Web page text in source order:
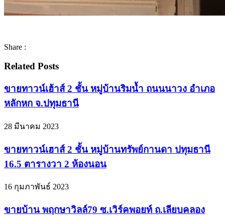
Share :
Related Posts
ขายทาวน์เฮ้าส์ 2 ชั้น หมู่บ้านริมน้ำ ถนนนาวง อำเภอ
หลักหก จ.ปทุมธานี
28 มีนาคม 2023
ขายทาวน์เฮาส์ 2 ชั้น หมู่บ้านทรัพย์กานดา ปทุมธานี
16.5 ตารางวา 2 ห้องนอน
16 กุมภาพันธ์ 2023
ขายบ้าน พฤกษาวิลล์79 ซ.เวิร์คพอยท์ ถ.เลียบคลอง